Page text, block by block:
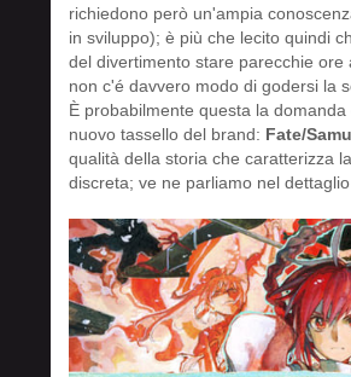
richiedono però un'ampia
in sviluppo); è più che lecito quindi
del divertimento stare parecchie
non c'é davvero modo di godersi la
È probabilmente questa la
nuovo tassello del brand: Fate/
qualità della storia che caratterizza
discreta; ve ne parliamo nel